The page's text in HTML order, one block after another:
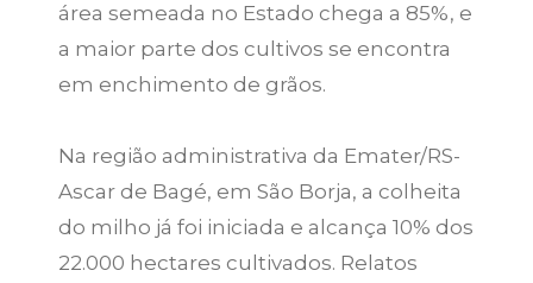
área semeada no Estado chega a 85%, e
a maior parte dos cultivos se encontra
em enchimento de grãos.
Na região administrativa da Emater/RS-
Ascar de Bagé, em São Borja, a colheita
do milho já foi iniciada e alcança 10% dos
22.000 hectares cultivados. Relatos